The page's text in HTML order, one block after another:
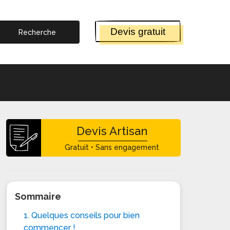
Devis gratuit
Devis Artisan
Gratuit • Sans engagement
Sommaire
1. Quelques conseils pour bien
commencer !